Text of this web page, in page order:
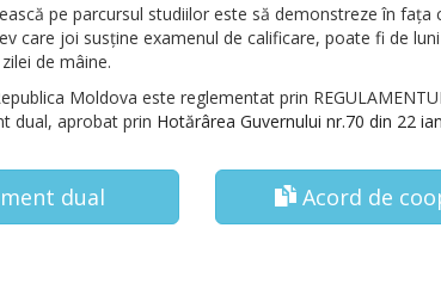
pe parcursul studiilor este să demonstreze în
care joi susține examenul de calificare, poate fi de
de mâine.
Moldova este reglementat prin
dual, aprobat prin Hotărârea Guvernului nr.70 din 22
dual Acord de